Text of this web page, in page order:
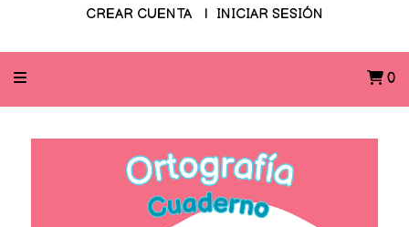
CREAR CUENTA INICIAR SESIÓN
0